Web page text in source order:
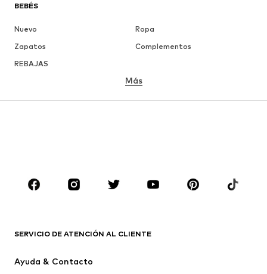
BEBÉS
Nuevo
Ropa
Zapatos
Complementos
REBAJAS
MARCAS
PUMA
ADIDAS SPORTSWEAR
Chay
Más
SERVICIO DE ATENCIÓN AL CLIENTE
Ayuda & Contacto